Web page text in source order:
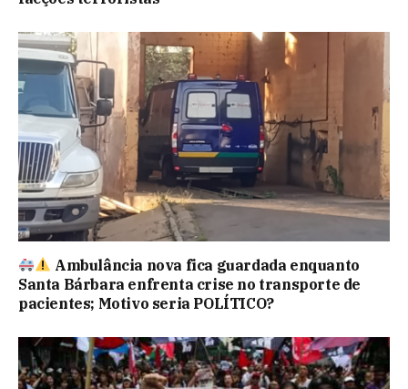
Ambulância nova fica guardada enquanto
Santa Bárbara enfrenta crise no transporte de
pacientes; Motivo seria POLÍTICO?